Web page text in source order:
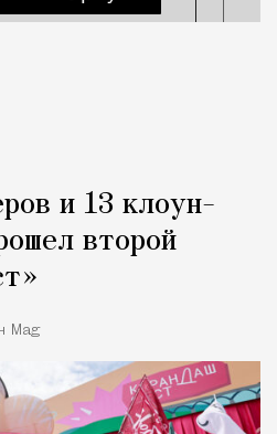
и 13 клоун-
второй
Mag